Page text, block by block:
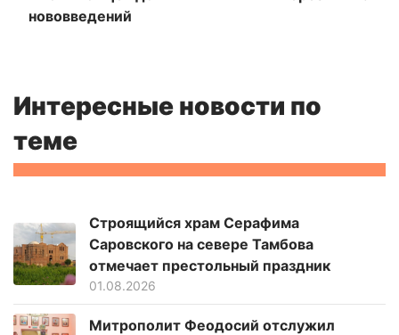
нововведений
Интересные новости по
теме
Строящийся храм Серафима
Саровского на севере Тамбова
отмечает престольный праздник
01.08.2026
Митрополит Феодосий отслужил